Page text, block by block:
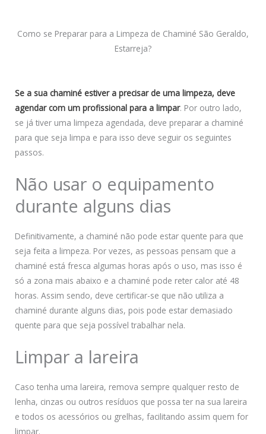
Como se Preparar para a Limpeza de Chaminé São Geraldo,
Estarreja?
Se a sua chaminé estiver a precisar de uma limpeza, deve
agendar com um profissional para a limpar. Por outro lado,
se já tiver uma limpeza agendada, deve preparar a chaminé
para que seja limpa e para isso deve seguir os seguintes
passos.
Não usar o equipamento
durante alguns dias
Definitivamente, a chaminé não pode estar quente para que
seja feita a limpeza. Por vezes, as pessoas pensam que a
chaminé está fresca algumas horas após o uso, mas isso é
só a zona mais abaixo e a chaminé pode reter calor até 48
horas. Assim sendo, deve certificar-se que não utiliza a
chaminé durante alguns dias, pois pode estar demasiado
quente para que seja possível trabalhar nela.
Limpar a lareira
Caso tenha uma lareira, remova sempre qualquer resto de
lenha, cinzas ou outros resíduos que possa ter na sua lareira
e todos os acessórios ou grelhas, facilitando assim quem for
limpar.